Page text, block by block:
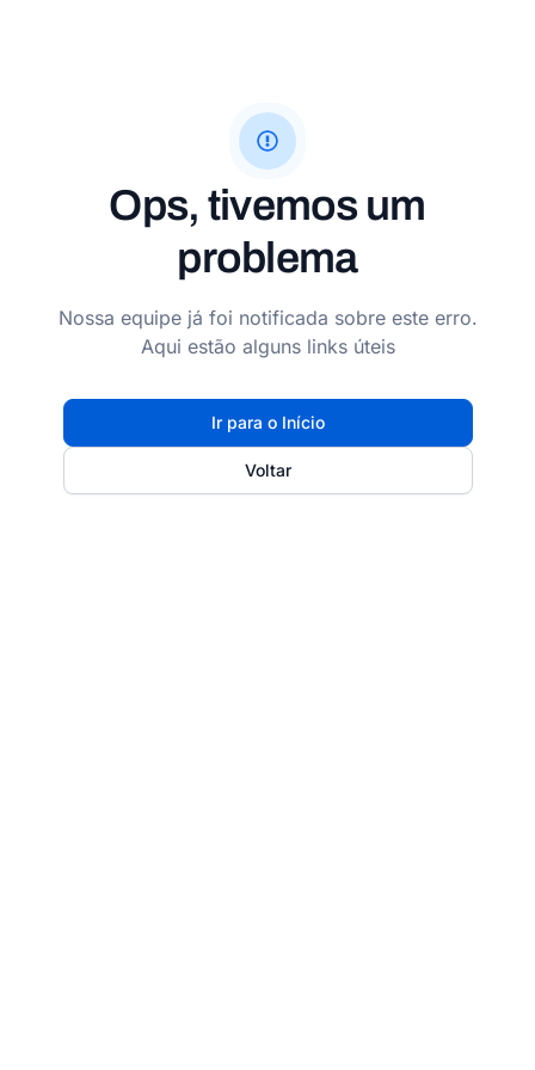
Ops, tivemos um
problema
Nossa equipe já foi notificada sobre este erro.
Aqui estão alguns links úteis
Ir para o Início
Voltar